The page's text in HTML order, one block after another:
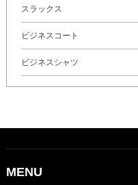
スラックス
ビジネスコート
ビジネスシャツ
MENU